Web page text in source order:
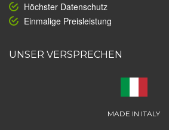
Höchster Datenschutz
Einmalige Preisleistung
UNSER VERSPRECHEN
MADE IN ITALY